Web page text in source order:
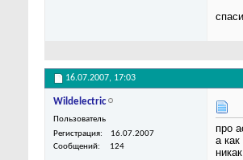
16.07.2007, 17:03
Wildelectric
Пользователь
Регистрация
16.07.2007
Сообщений
124
про
а